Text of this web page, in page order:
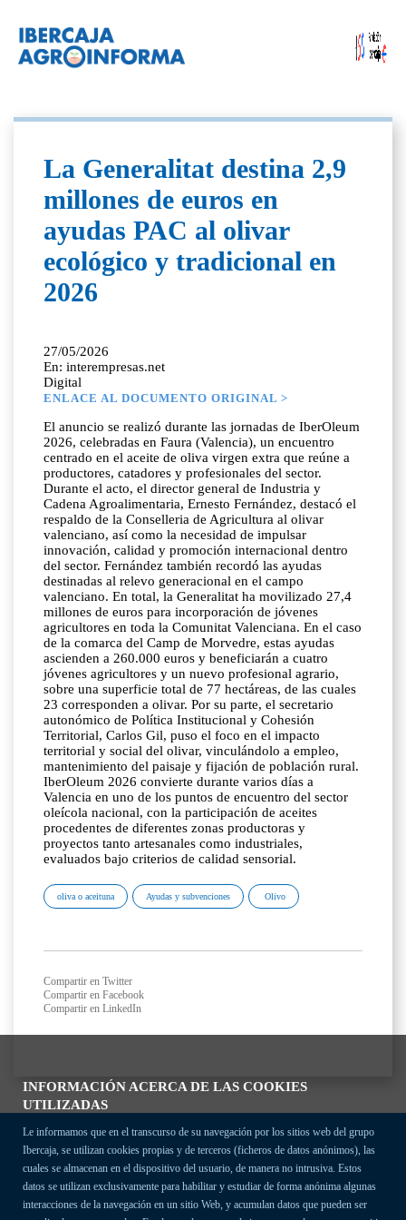
INFORMACIÓN ACERCA DE LAS COOKIES
UTILIZADAS
Le informamos que en el transcurso de su navegación por los sitios web del grupo
Ibercaja, se utilizan cookies propias y de terceros (ficheros de datos anónimos), las
cuales se almacenan en el dispositivo del usuario, de manera no intrusiva. Estos
datos se utilizan exclusivamente para habilitar y estudiar de forma anónima algunas
interacciones de la navegación en un sitio Web, y acumulan datos que pueden ser
La Generalitat destina 2,9
millones de euros en
ayudas PAC al olivar
ecológico y tradicional en
2026
27/05/2026
En: interempresas.net
Digital
ENLACE AL DOCUMENTO ORIGINAL >
El anuncio se realizó durante las jornadas de IberOleum
2026, celebradas en Faura (Valencia), un encuentro
centrado en el aceite de oliva virgen extra que reúne a
productores, catadores y profesionales del sector.
Durante el acto, el director general de Industria y
Cadena Agroalimentaria, Ernesto Fernández, destacó el
respaldo de la Conselleria de Agricultura al olivar
valenciano, así como la necesidad de impulsar
innovación, calidad y promoción internacional dentro
del sector. Fernández también recordó las ayudas
destinadas al relevo generacional en el campo
valenciano. En total, la Generalitat ha movilizado 27,4
millones de euros para incorporación de jóvenes
agricultores en toda la Comunitat Valenciana. En el caso
de la comarca del Camp de Morvedre, estas ayudas
ascienden a 260.000 euros y beneficiarán a cuatro
jóvenes agricultores y un nuevo profesional agrario,
sobre una superficie total de 77 hectáreas, de las cuales
23 corresponden a olivar. Por su parte, el secretario
autonómico de Política Institucional y Cohesión
Territorial, Carlos Gil, puso el foco en el impacto
territorial y social del olivar, vinculándolo a empleo,
mantenimiento del paisaje y fijación de población rural.
IberOleum 2026 convierte durante varios días a
Valencia en uno de los puntos de encuentro del sector
oleícola nacional, con la participación de aceites
procedentes de diferentes zonas productoras y
proyectos tanto artesanales como industriales,
evaluados bajo criterios de calidad sensorial.
oliva o aceituna Ayudas y subvenciones Olivo
Compartir en Twitter
Compartir en Facebook
Compartir en LinkedIn